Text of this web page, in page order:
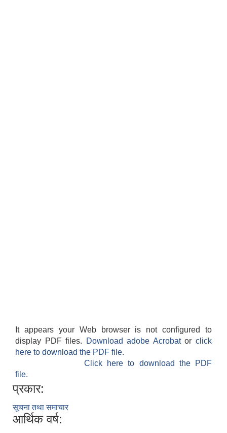
It appears your Web browser is not configured to
display PDF files.
Download adobe Acrobatorclick
here to download the PDF file.
Click here to download the PDF
file.
प्रकार:
सूचना तथा समाचार
आर्थिक वर्ष: